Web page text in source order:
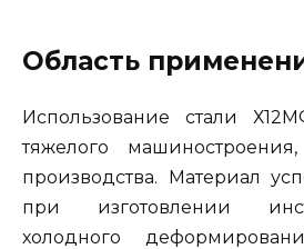
Область
Использование стали
тяжелого
производства. Материал
при изготовлении
холодного